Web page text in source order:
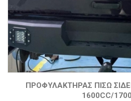
ΠΡΟΦΥΛΑΚΤΉΡΑΣ ΠΊΣΩ
1600CC/